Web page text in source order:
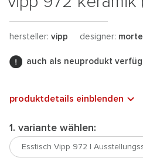
hersteller: vipp designer:
auch als neuprodukt
produktdetails einblenden
1. variante wählen: